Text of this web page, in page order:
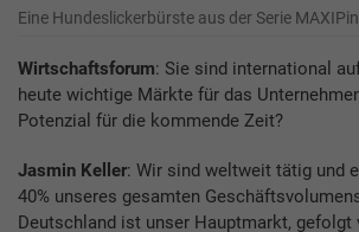
Eine Hundeslickerbürste aus der Serie MAXIPin
Wirtschaftsforum: Sie sind international
heute wichtige Märkte für das
Potenzial für die kommende Zeit?
Jasmin Keller: Wir sind weltweit tätig und
40% unseres gesamten
Deutschland ist unser Hauptmarkt, gefolgt